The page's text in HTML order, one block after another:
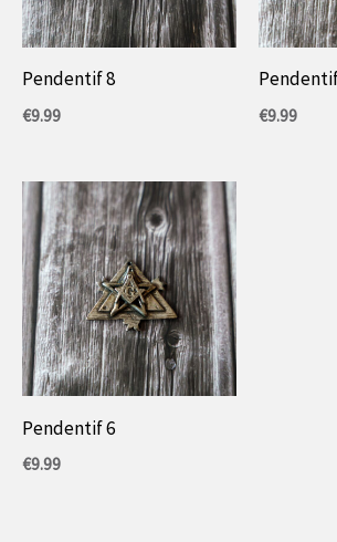
Pendentif 8
€9.99 €9.99
Pendentif 6
€9.99